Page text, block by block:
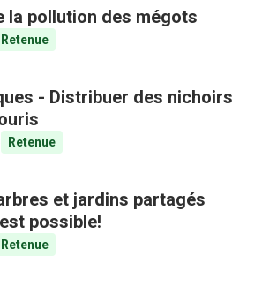
la pollution des mégots
Retenue
- Distribuer des nichoirs
Retenue
et jardins partagés
possible!
Retenue